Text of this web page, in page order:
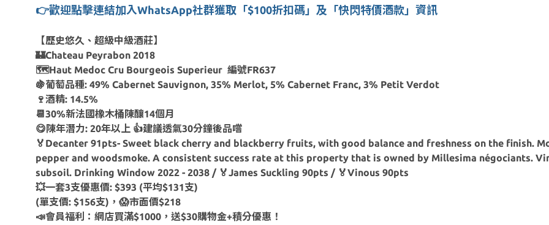
👉歡迎點擊連結加入WhatsApp社群獲取「$100折扣碼」及「快閃特價酒款」資訊
【歷史悠久、超級中級酒莊】
🏰Chateau Peyrabon 2018
🗺Haut Medoc Cru Bourgeois Superieur 編號FR637
🍇葡萄品種: 49% Cabernet Sauvignon, 35% Merlot, 5% Cabernet Franc, 3% Petit Verdot
🍷酒精: 14.5%
📆30%新法國橡木桶陳釀14個月
😋陳年潛力: 20年以上 👍建議透氣30分鐘後品嚐
🏅Decanter 91pts- Sweet black cherry and blackberry fruits, with good balance and freshness on the finish.
pepper and woodsmoke. A consistent success rate at this property that is owned by Millesima négociants.
subsoil. Drinking Window 2022 - 2038 / 🏅James Suckling 90pts / 🏅Vinous 90pts
💥一套3支優惠價: $393 (平均$131支)
(單支價: $156支)，😱市面價$218
📣會員福利：網店買滿$1000，送$30購物金+積分優惠！